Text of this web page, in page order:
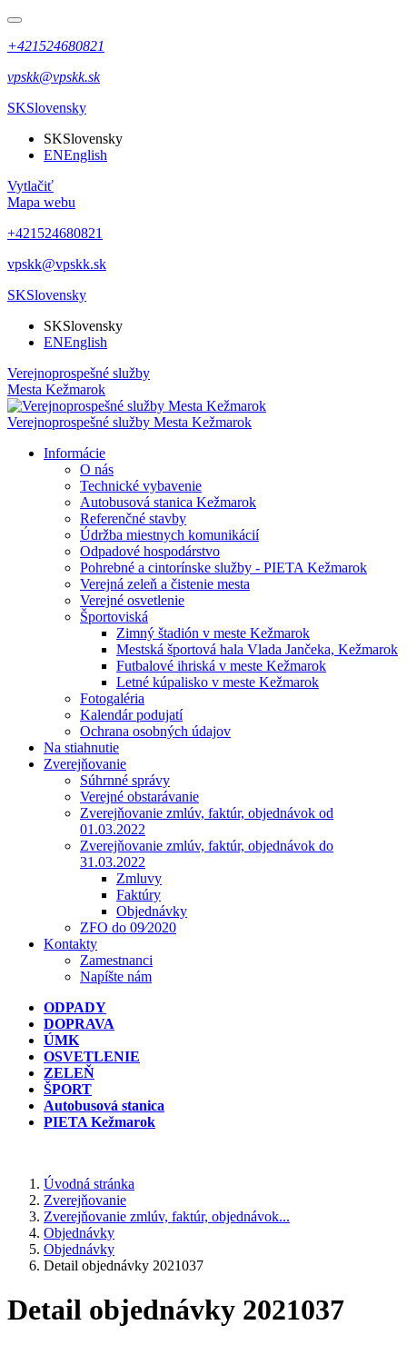
+421524680821
vpskk@vpskk.sk
SKSlovensky
SKSlovensky
ENEnglish
Vytlačiť
Mapa webu
+421524680821
vpskk@vpskk.sk
SKSlovensky
SKSlovensky
ENEnglish
Verejnoprospešné služby
Mesta Kežmarok
Verejnoprospešné služby Mesta Kežmarok
Informácie
O nás
Technické vybavenie
Autobusová stanica Kežmarok
Referenčné stavby
Údržba miestnych komunikácií
Odpadové hospodárstvo
Pohrebné a cintorínske služby - PIETA Kežmarok
Verejná zeleň a čistenie mesta
Verejné osvetlenie
Športoviská
Zimný štadión v meste Kežmarok
Mestská športová hala Vlada Jančeka, Kežmarok
Futbalové ihriská v meste Kežmarok
Letné kúpalisko v meste Kežmarok
Fotogaléria
Kalendár podujatí
Ochrana osobných údajov
Na stiahnutie
Zverejňovanie
Súhrnné správy
Verejné obstarávanie
Zverejňovanie zmlúv, faktúr, objednávok od
01.03.2022
Zverejňovanie zmlúv, faktúr, objednávok do
31.03.2022
Zmluvy
Faktúry
Objednávky
ZFO do 09⁄2020
Kontakty
Zamestnanci
Napíšte nám
ODPADY
DOPRAVA
ÚMK
OSVETLENIE
ZELEŇ
ŠPORT
Autobusová stanica
PIETA Kežmarok
Úvodná stránka
Zverejňovanie
Zverejňovanie zmlúv, faktúr, objednávok...
Objednávky
Objednávky
Detail objednávky 2021037
Detail objednávky 2021037